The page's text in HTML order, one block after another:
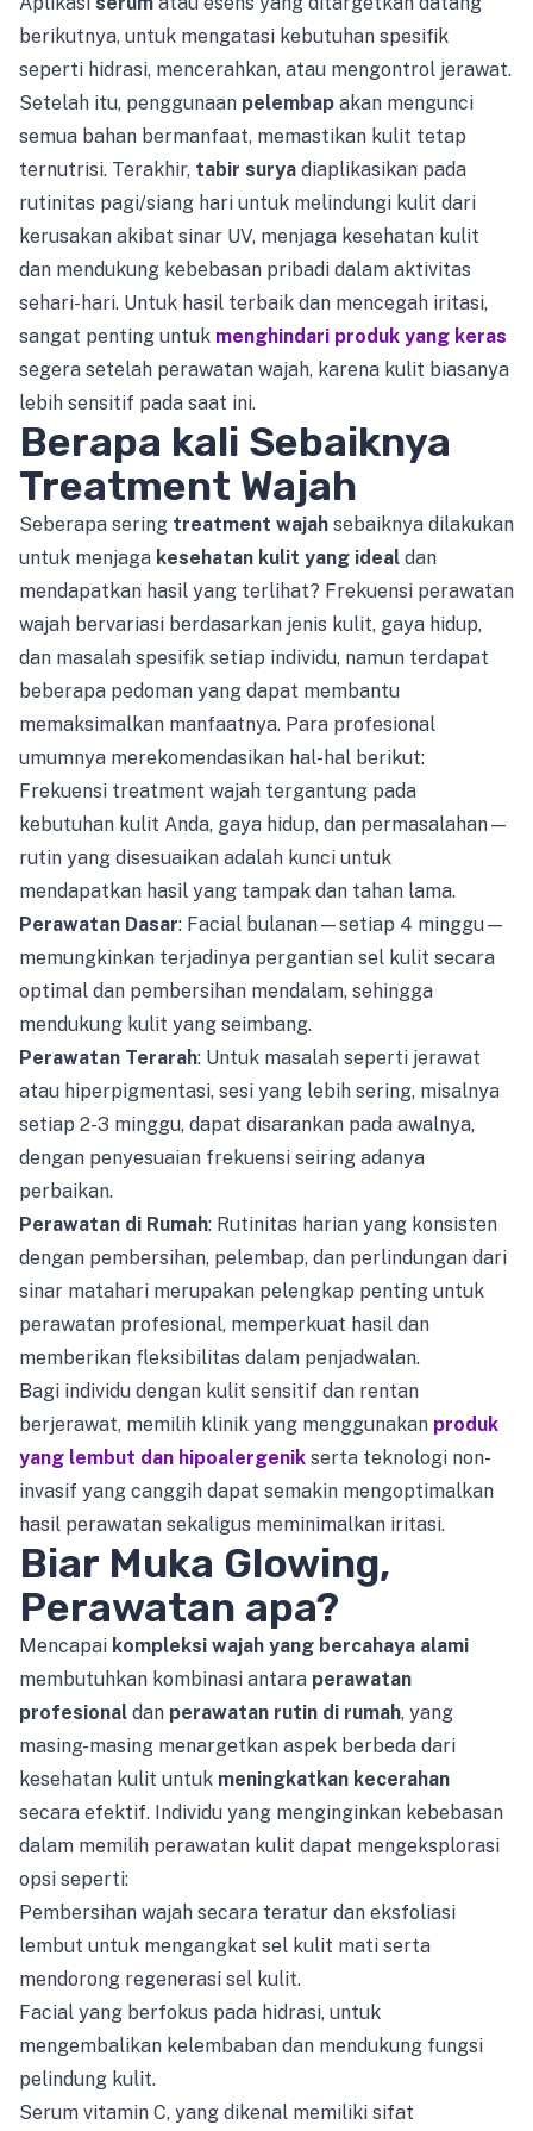
berikutnya, untuk mengatasi kebutuhan spesifik
seperti hidrasi, mencerahkan, atau mengontrol jerawat.
Setelah itu, penggunaan pelembap akan mengunci
semua bahan bermanfaat, memastikan kulit tetap
ternutrisi. Terakhir, tabir surya diaplikasikan pada
rutinitas pagi/siang hari untuk melindungi kulit dari
kerusakan akibat sinar UV, menjaga kesehatan kulit
dan mendukung kebebasan pribadi dalam aktivitas
sehari-hari. Untuk hasil terbaik dan mencegah iritasi,
sangat penting untuk menghindari produk yang keras
segera setelah perawatan wajah, karena kulit biasanya
lebih sensitif pada saat ini.
Berapa kali Sebaiknya
Treatment Wajah
Seberapa sering treatment wajah sebaiknya dilakukan
untuk menjaga kesehatan kulit yang ideal dan
mendapatkan hasil yang terlihat? Frekuensi perawatan
wajah bervariasi berdasarkan jenis kulit, gaya hidup,
dan masalah spesifik setiap individu, namun terdapat
beberapa pedoman yang dapat membantu
memaksimalkan manfaatnya. Para profesional
umumnya merekomendasikan hal-hal berikut:
Frekuensi treatment wajah tergantung pada
kebutuhan kulit Anda, gaya hidup, dan permasalahan—
rutin yang disesuaikan adalah kunci untuk
mendapatkan hasil yang tampak dan tahan lama.
Perawatan Dasar: Facial bulanan—setiap 4 minggu—
memungkinkan terjadinya pergantian sel kulit secara
optimal dan pembersihan mendalam, sehingga
mendukung kulit yang seimbang.
Perawatan Terarah: Untuk masalah seperti jerawat
atau hiperpigmentasi, sesi yang lebih sering, misalnya
setiap 2-3 minggu, dapat disarankan pada awalnya,
dengan penyesuaian frekuensi seiring adanya
perbaikan.
Perawatan di Rumah: Rutinitas harian yang konsisten
dengan pembersihan, pelembap, dan perlindungan dari
sinar matahari merupakan pelengkap penting untuk
perawatan profesional, memperkuat hasil dan
memberikan fleksibilitas dalam penjadwalan.
Bagi individu dengan kulit sensitif dan rentan
berjerawat, memilih klinik yang menggunakan produk
yang lembut dan hipoalergenik serta teknologi non-
invasif yang canggih dapat semakin mengoptimalkan
hasil perawatan sekaligus meminimalkan iritasi.
Biar Muka Glowing,
Perawatan apa?
Mencapai kompleksi wajah yang bercahaya alami
membutuhkan kombinasi antara perawatan
profesional dan perawatan rutin di rumah, yang
masing-masing menargetkan aspek berbeda dari
kesehatan kulit untuk meningkatkan kecerahan
secara efektif. Individu yang menginginkan kebebasan
dalam memilih perawatan kulit dapat mengeksplorasi
opsi seperti:
Pembersihan wajah secara teratur dan eksfoliasi
lembut untuk mengangkat sel kulit mati serta
mendorong regenerasi sel kulit.
Facial yang berfokus pada hidrasi, untuk
mengembalikan kelembaban dan mendukung fungsi
pelindung kulit.
Serum vitamin C, yang dikenal memiliki sifat